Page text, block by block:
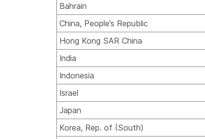
Bahrain
China, People’s Republic
Hong Kong SAR China
India
Indonesia
Israel
Japan
Korea, Rep. of (South)